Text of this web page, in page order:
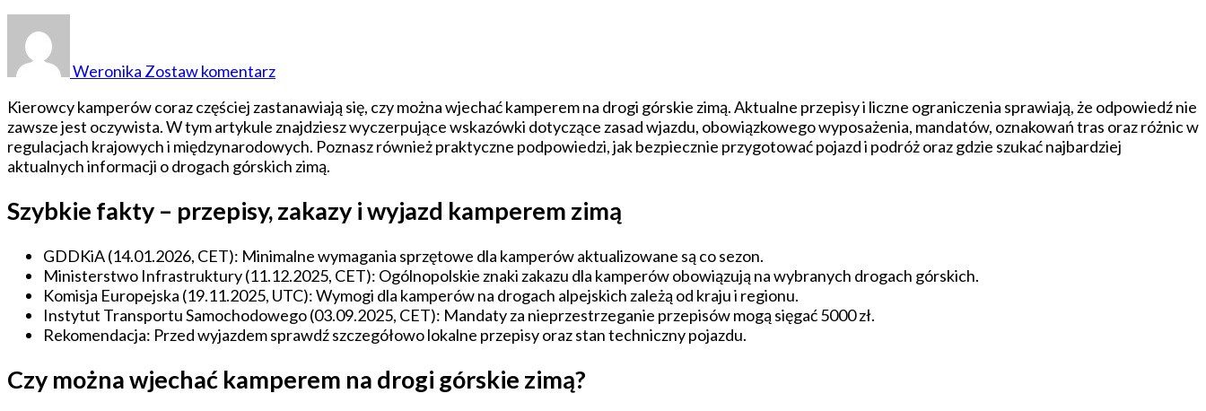
Weronika Zostaw komentarz
wjechać
kamperem
na
drogi
górskie
przepisy
obowiązki
Kierowcy kamperów coraz częściej zastanawiają się, czy można wjechać kamperem na drogi górskie zimą. Aktualne przepisy i liczne ograniczenia sprawiają, że odpowiedź nie
zawsze jest oczywista. W tym artykule znajdziesz wyczerpujące wskazówki dotyczące zasad wjazdu, obowiązkowego wyposażenia, mandatów, oznakowań tras oraz różnic w
regulacjach krajowych i międzynarodowych. Poznasz również praktyczne podpowiedzi, jak bezpiecznie przygotować pojazd i podróż oraz gdzie szukać najbardziej
aktualnych informacji o drogach górskich zimą.
Szybkie fakty – przepisy, zakazy i wyjazd kamperem zimą
GDDKiA (14.01.2026, CET): Minimalne wymagania sprzętowe dla kamperów aktualizowane są co sezon.
Ministerstwo Infrastruktury (11.12.2025, CET): Ogólnopolskie znaki zakazu dla kamperów obowiązują na wybranych drogach górskich.
Komisja Europejska (19.11.2025, UTC): Wymogi dla kamperów na drogach alpejskich zależą od kraju i regionu.
Instytut Transportu Samochodowego (03.09.2025, CET): Mandaty za nieprzestrzeganie przepisów mogą sięgać 5000 zł.
Rekomendacja: Przed wyjazdem sprawdź szczegółowo lokalne przepisy oraz stan techniczny pojazdu.
Czy można wjechać kamperem na drogi górskie zimą?